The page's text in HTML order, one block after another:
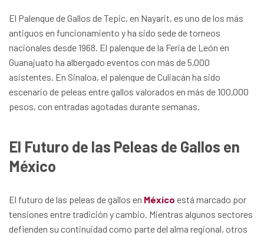
El Palenque de Gallos de Tepic, en Nayarit, es uno de los más
antiguos en funcionamiento y ha sido sede de torneos
nacionales desde 1968. El palenque de la Feria de León en
Guanajuato ha albergado eventos con más de 5,000
asistentes. En Sinaloa, el palenque de Culiacán ha sido
escenario de peleas entre gallos valorados en más de 100,000
pesos, con entradas agotadas durante semanas.
El Futuro de las Peleas de Gallos en
México
El futuro de las peleas de gallos en México está marcado por
tensiones entre tradición y cambio. Mientras algunos sectores
defienden su continuidad como parte del alma regional, otros